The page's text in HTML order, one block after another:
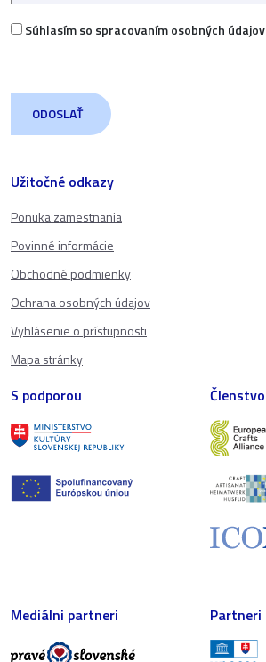
Užitočné odkazy
Ponuka zamestnania
Povinné informácie
Obchodné podmienky
Ochrana osobných údajov
Vyhlásenie o prístupnosti
Mapa stránky
Súhlasím so spracovaním osobných údajov
S podporou Členstvo
Mediálni partneri Partneri